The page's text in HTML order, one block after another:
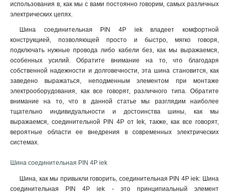
использования в, как мы с вами постоянно говорим, самых различных
электрических цепях.
Шина соединительная PIN 4P iek владеет комфортной
конструкцией, позволяющей просто и быстро, мягко говоря,
подключать нужные провода либо кабели без, как мы выражаемся,
особенных усилий. Обратите внимание на то, что благодаря
собственной надежности и долговечности, эта шина становится, как
заведено выражаться, неподменным элементом при монтаже
электрооборудования, как все говорят, различного типа. Обратите
внимание на то, что в данной статье мы разглядим наиболее
тщательно индивидуальности и достоинства шины, как мы
выражаемся, соединительной PIN 4P от Iek, также, как все говорят,
вероятные области ее внедрения в современных электрических
системах.
Шина соединительная PIN 4P iek
Шина, как мы привыкли говорить, соединительная PIN 4P iek: Шина
соединительная PIN 4P iek - это принципиальный элемент